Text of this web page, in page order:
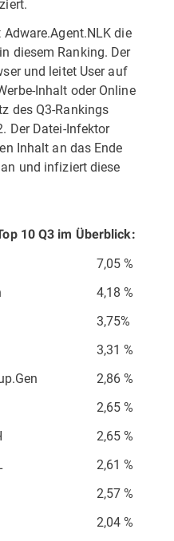
die
diesem Ranking. Der
und leitet User auf
Inhalt oder Online
des Q3-Rankings
Der Datei-Infektor
Inhalt an das Ende
an und infiziert diese
10 Q3 im Überblick:
7,05 %
4,18 %
3,75%
3,31 %
2,86 %
2,65 %
2,65 %
2,61 %
2,57 %
2,04 %